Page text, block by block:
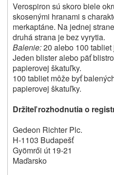
Verospiron sú skoro biele
skosenými hranami s
merkaptáne. Na jednej
druhá strana je bez vyrytia.
Balenie:20 alebo 100
Jeden blister alebo päť
papierovej škatuľky.
100 tabliet môže byť
papierovej škatuľky.
Držiteľ rozhodnutia o
Gedeon Richter Plc.
H-1103 Budapešť
Gyömrői út 19-21
Maďarsko